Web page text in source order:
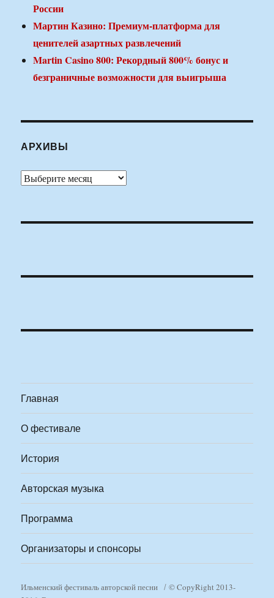
России
Мартин Казино: Премиум-платформа для
ценителей азартных развлечений
Martin Casino 800: Рекордный 800% бонус и
безграничные возможности для выигрыша
АРХИВЫ
Архивы
Главная
О фестивале
История
Авторская музыка
Программа
Организаторы и спонсоры
Ильменский фестиваль авторской песни
© CopyRight 2013-